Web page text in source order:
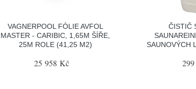
VAGNERPOOL FÓLIE AVFOL
MASTER - CARIBIC, 1,65M ŠÍŘE,
25M ROLE (41,25 M2)
25 958 Kč
ČISTIČ
SAUNOVÝCH